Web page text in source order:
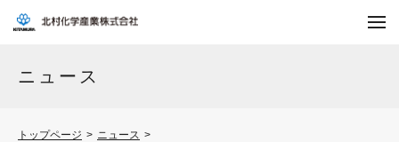
ニュース
トップページ > ニュース >